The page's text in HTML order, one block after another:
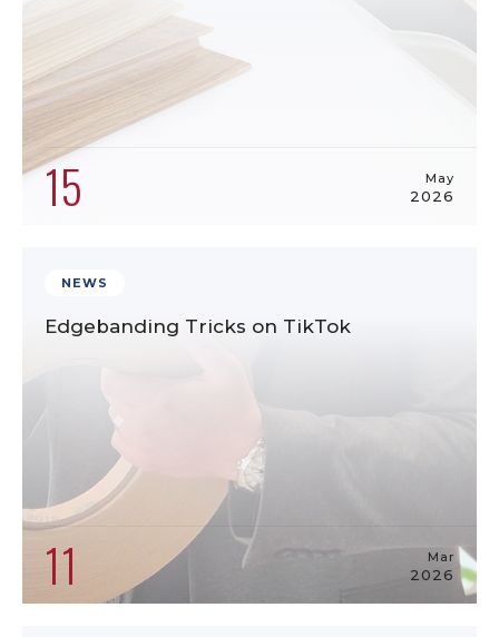
15 May
2026
NEWS
Edgebanding Tricks on TikTok
11 Mar
2026